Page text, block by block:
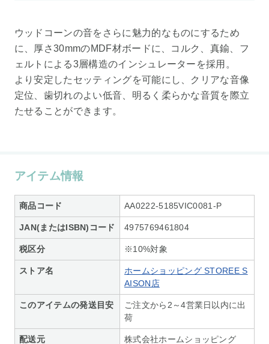
ウッドコーンの音をさらに魅力的なものにするため
に、厚さ30mmのMDF材ボードに、コルク、真鍮、フ
ェルトによる3層構造のインシュレーターを採用。
より安定したセッティングを可能にし、クリアな音像
定位、歯切れのよい低音、明るく柔らかな音質を際立
たせることができます。
アイテム情報
商品コード AA0222-5185VIC0081-P
JAN(またはISBN)コード 4975769461804
税区分 ※10%対象
ストア名
ホームショッピング STOREE S
AISON店
このアイテムの発送目安
ご注文から2～4営業日以内に出
荷
配送元 株式会社ホームショッピング